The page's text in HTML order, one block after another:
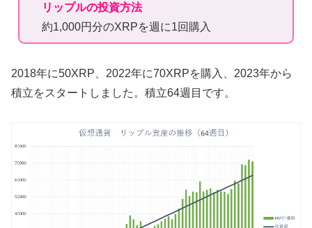
リップルの投資方法
約1,000円分のXRPを週に1回購入
2018年に50XRP、2022年に70XRPを購入、2023年から
積立をスタートしました。積立64週目です。